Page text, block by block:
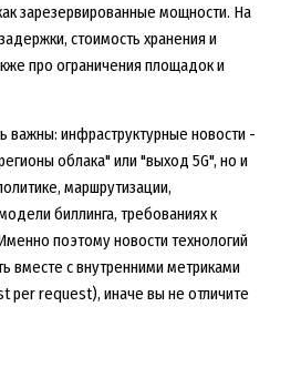
зарезервированные мощности. На
стоимость хранения и
про ограничения площадок и
важны: инфраструктурные новости -
облака" или "выход 5G", но и
маршрутизации,
биллинга, требованиях к
поэтому новости технологий
вместе с внутренними метриками
per request), иначе вы не отличите